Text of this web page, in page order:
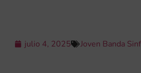
julio 4, 2025 Joven Banda